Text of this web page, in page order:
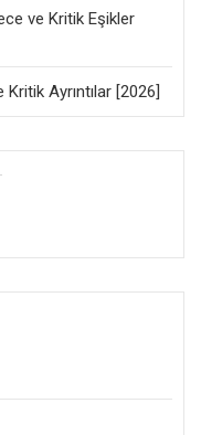
ve Kritik Eşikler
Kritik Ayrıntılar [2026]